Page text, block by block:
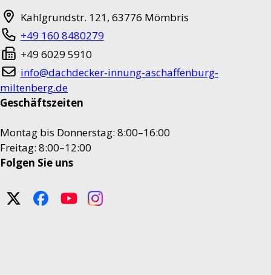
Kahlgrundstr. 121, 63776 Mömbris
+49 160 8480279
+49 6029 5910
info@dachdecker-innung-aschaffenburg-
miltenberg.de
Geschäftszeiten
Montag bis Donnerstag: 8:00–16:00
Freitag: 8:00–12:00
Folgen Sie uns